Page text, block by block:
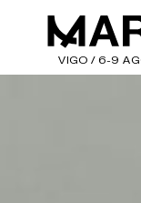
VIGO / 6-9